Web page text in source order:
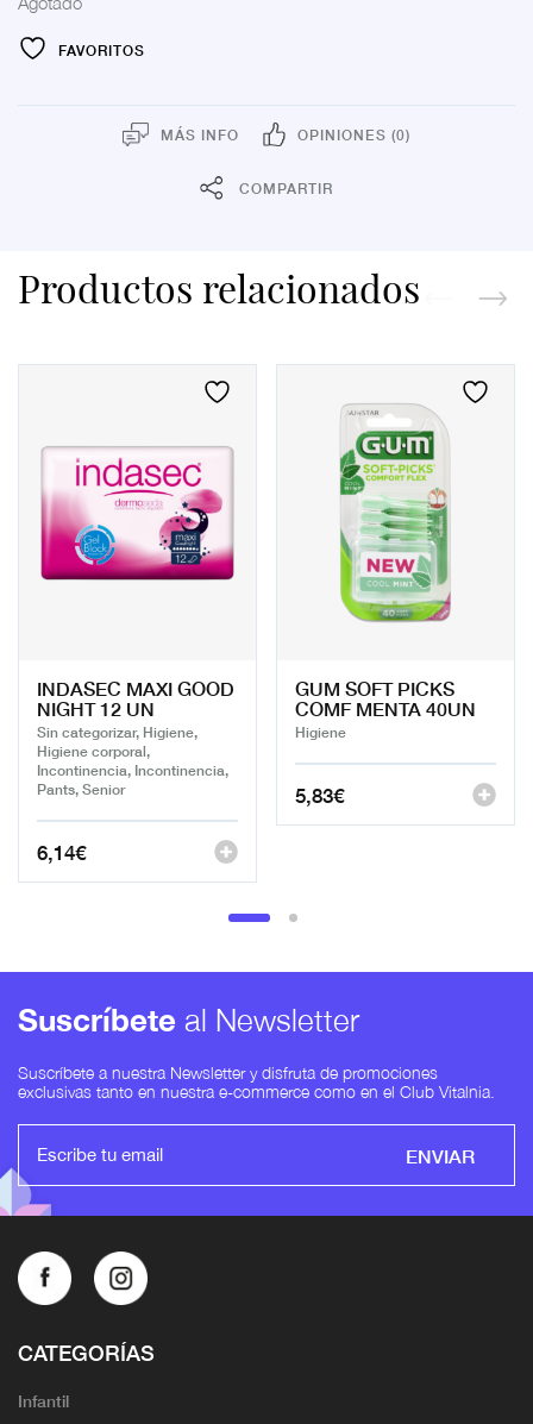
FAVORITOS
MÁS INFO OPINIONES (0)
COMPARTIR
Productos relacionados
INDASEC MAXI GOOD
NIGHT 12 UN
Sin categorizar, Higiene,
Higiene corporal,
Incontinencia, Incontinencia,
Pants, Senior
6,14€
GUM SOFT PICKS
COMF MENTA 40UN
Higiene
5,83€
Suscríbete al Newsletter
Suscríbete a nuestra Newsletter y disfruta de promociones
exclusivas tanto en nuestra e-commerce como en el Club Vitalnia.
ENVIAR
CATEGORÍAS
Infantil